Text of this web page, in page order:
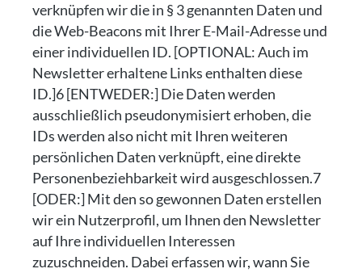
verknüpfen wir die in § 3 genannten Daten und
die Web-Beacons mit Ihrer E-Mail-Adresse und
einer individuellen ID. [OPTIONAL: Auch im
Newsletter erhaltene Links enthalten diese
ID.]6 [ENTWEDER:] Die Daten werden
ausschließlich pseudonymisiert erhoben, die
IDs werden also nicht mit Ihren weiteren
persönlichen Daten verknüpft, eine direkte
Personenbeziehbarkeit wird ausgeschlossen.7
[ODER:] Mit den so gewonnen Daten erstellen
wir ein Nutzerprofil, um Ihnen den Newsletter
auf Ihre individuellen Interessen
zuzuschneiden. Dabei erfassen wir, wann Sie